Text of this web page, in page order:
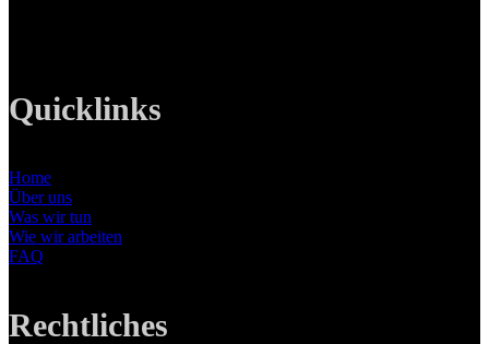
Quicklinks
Home
Über uns
Was wir tun
Wie wir arbeiten
FAQ
Rechtliches